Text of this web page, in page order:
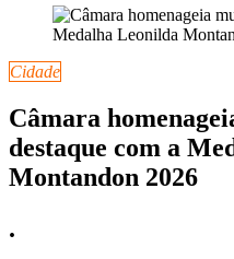
Cidade
Câmara
destaque com a
Montandon 2026
.